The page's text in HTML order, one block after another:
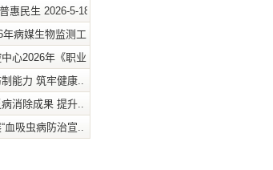
惠民生 2026-5-18
年病媒生物监测工.. 2026-5-14
心2026年《职业.. 2026-5-6
能力 筑牢健康.. 2026-4-29
消除成果 提升.. 2026-4-23
血吸虫病防治宣.. 2026-4-21